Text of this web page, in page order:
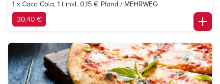
1 x Coca Cola, 1 l inkl. 0,15 € Pfand / MEHRWEG
30,40 €